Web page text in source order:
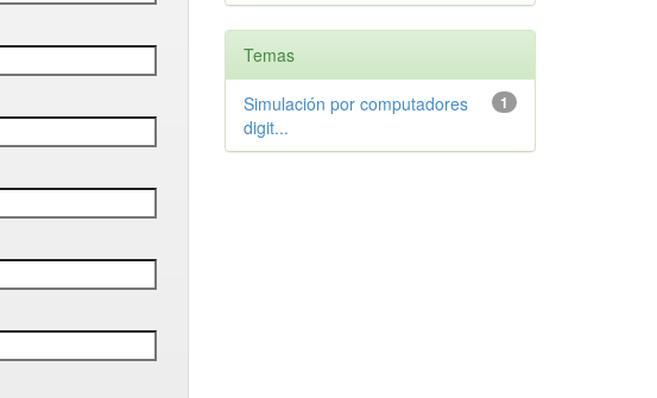
Temas
1
Simulación por computadores
digit...